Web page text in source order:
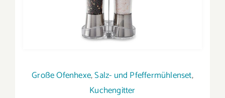
Große Ofenhexe,Salz- und Pfeffermühlenset,
Kuchengitter